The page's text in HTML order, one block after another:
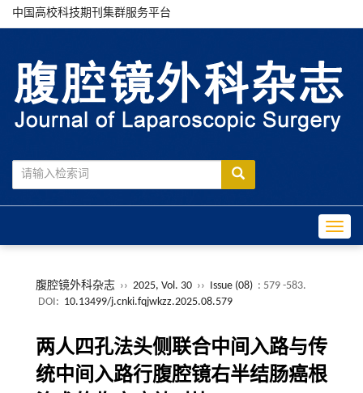
中国高校科技期刊集群服务平台
腹腔镜外科杂志 ›› 2025, Vol. 30 ›› Issue (08) : 579 -583.
DOI: 10.13499/j.cnki.fqjwkzz.2025.08.579
两人四孔法头侧联合中间入路与传
统中间入路行腹腔镜右半结肠癌根